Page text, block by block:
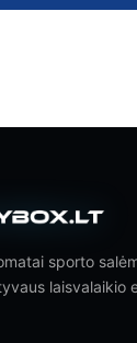
sporto
laisvalaikio